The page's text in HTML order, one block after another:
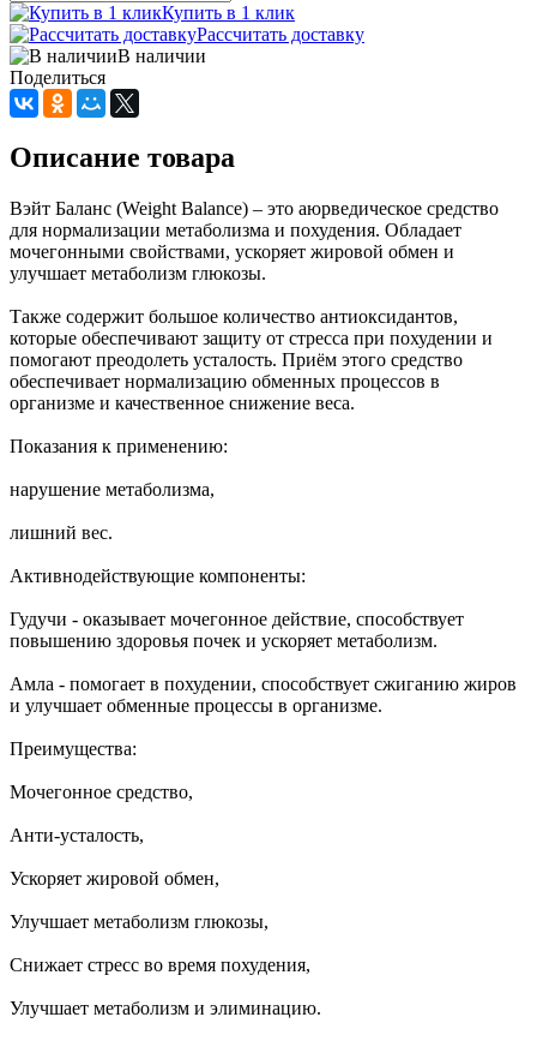
Купить в 1 клик
Рассчитать доставку
В наличии
Поделиться
Описание товара
Вэйт Баланс (Weight Balance) – это аюрведическое средство
для нормализации метаболизма и похудения. Обладает
мочегонными свойствами, ускоряет жировой обмен и
улучшает метаболизм глюкозы.
Также содержит большое количество антиоксидантов,
которые обеспечивают защиту от стресса при похудении и
помогают преодолеть усталость. Приём этого средство
обеспечивает нормализацию обменных процессов в
организме и качественное снижение веса.
Показания к применению:
нарушение метаболизма,
лишний вес.
Активнодействующие компоненты:
Гудучи - оказывает мочегонное действие, способствует
повышению здоровья почек и ускоряет метаболизм.
Амла - помогает в похудении, способствует сжиганию жиров
и улучшает обменные процессы в организме.
Преимущества:
Мочегонное средство,
Анти-усталость,
Ускоряет жировой обмен,
Улучшает метаболизм глюкозы,
Снижает стресс во время похудения,
Улучшает метаболизм и элиминацию.